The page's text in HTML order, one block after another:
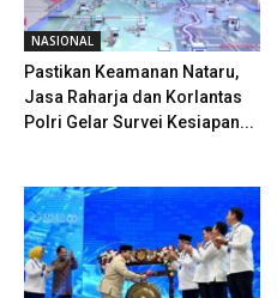
NASIONAL
Pastikan Keamanan Nataru,
Jasa Raharja dan Korlantas
Polri Gelar Survei Kesiapan...